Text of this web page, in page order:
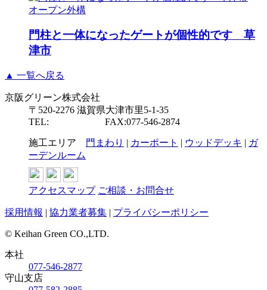
オープン外構
門柱と一体になったゲートが個性的です 草
津市
▲ 一覧へ戻る
京阪グリーン株式会社
〒520-2276 滋賀県大津市里5-1-35
TEL:
FAX:077-546-2874
施工エリア 門まわり | カーポート | ウッドデッキ | ガ
ーデンルーム
アクセスマップ ご相談・お問合せ
採用情報 | 協力業者募集 | プライバシーポリシー
© Keihan Green CO.,LTD.
本社
077-546-2877
守山支店